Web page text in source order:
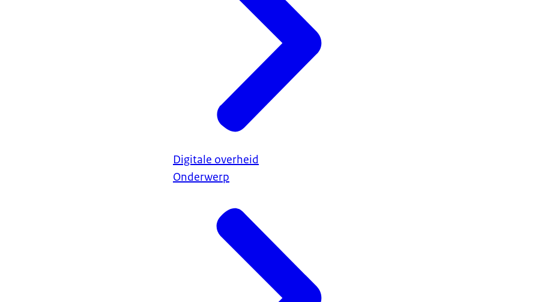
Digitale overheid
Onderwerp